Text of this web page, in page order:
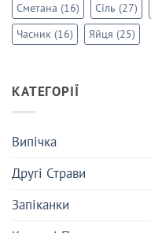
Сметана (16) Сіль (27)
Часник (16) Яйця (25)
КАТЕГОРІЇ
Випічка
Другі Страви
Запіканки